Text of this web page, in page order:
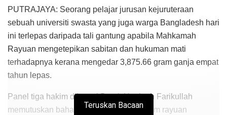
PUTRAJAYA: Seorang pelajar jurusan kejuruteraan
sebuah universiti swasta yang juga warga Bangladesh hari
ini terlepas daripada tali gantung apabila Mahkamah
Rayuan mengetepikan sabitan dan hukuman mati
terhadapnya kerana mengedar 3,875.66 gram ganja empat
tahun lepas.
Panel tiga hakim diketuai Datuk Hanipah Farikullah
memutuskan bahawa terdapat merit dalam rayuan
Teruskan Bacaan